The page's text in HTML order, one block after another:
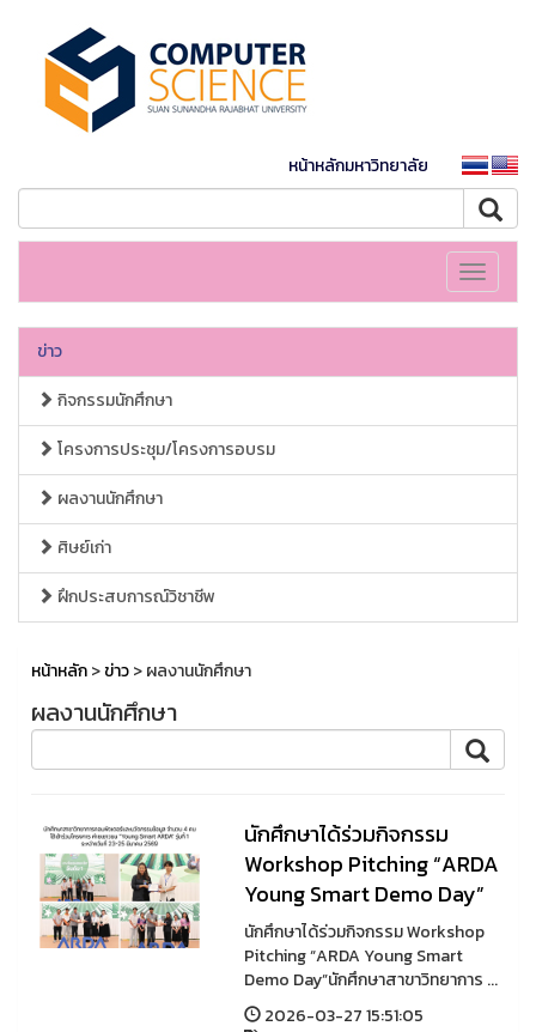
หน้าหลักมหาวิทยาลัย
Toggle
ข่าว
กิจกรรมนักศึกษา
โครงการประชุม/โครงการอบรม
ผลงานนักศึกษา
ศิษย์เก่า
ฝึกประสบการณ์วิชาชีพ
หน้าหลัก>ข่าว> ผลงานนักศึกษา
ผลงานนักศึกษา
นักศึกษาได้ร่วมกิจกรรม
Workshop Pitching “ARDA
Young Smart Demo Day”
นักศึกษาได้ร่วมกิจกรรม Workshop
Pitching “ARDA Young Smart
Demo Day”นักศึกษาสาขาวิทยาการ ...
2026-03-27 15:51:05